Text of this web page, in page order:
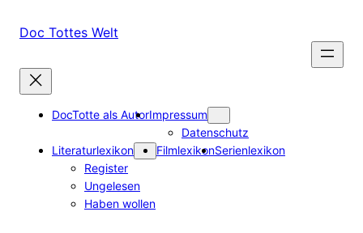
InhaltDoc Tottes Welt
DocTotte als AutorImpressum
Datenschutz
Literaturlexikon
Register
Ungelesen
Haben wollen
FilmlexikonSerienlexikon